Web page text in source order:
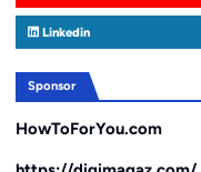
Linkedin
Sponsor
HowToForYou.com